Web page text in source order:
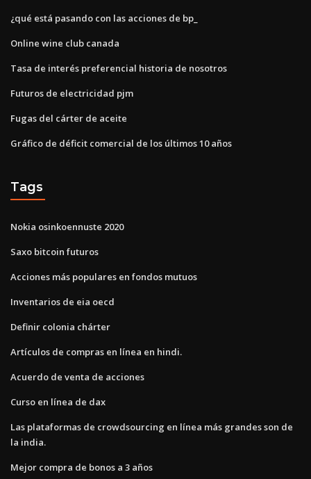
¿qué está pasando con las acciones de bp_
Online wine club canada
Tasa de interés preferencial historia de nosotros
Futuros de electricidad pjm
Fugas del cárter de aceite
Gráfico de déficit comercial de los últimos 10 años
Tags
Nokia osinkoennuste 2020
Saxo bitcoin futuros
Acciones más populares en fondos mutuos
Inventarios de eia oecd
Definir colonia chárter
Artículos de compras en línea en hindi.
Acuerdo de venta de acciones
Curso en línea de dax
Las plataformas de crowdsourcing en línea más grandes son de
la india.
Mejor compra de bonos a 3 años